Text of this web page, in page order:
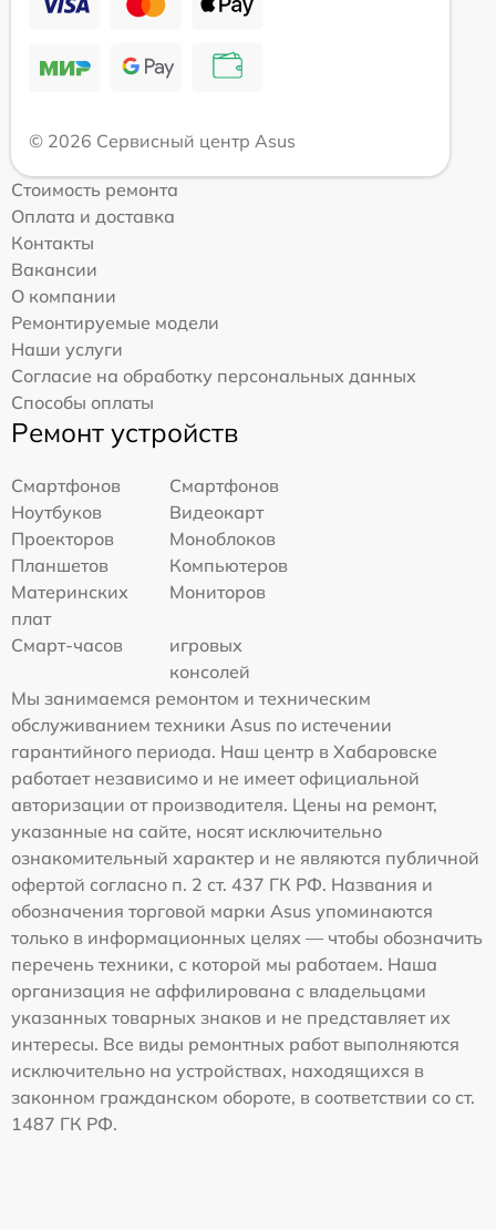
© 2026 Сервисный центр Asus
Стоимость ремонта
Оплата и доставка
Контакты
Вакансии
О компании
Ремонтируемые модели
Наши услуги
Согласие на обработку персональных данных
Способы оплаты
Ремонт устройств
Смартфонов
Смартфонов
Ноутбуков
Видеокарт
Проекторов
Моноблоков
Планшетов
Компьютеров
Материнских
плат
Мониторов
Смарт-часов
игровых
консолей
Мы занимаемся ремонтом и техническим
обслуживанием техники Asus по истечении
гарантийного периода. Наш центр в Хабаровске
работает независимо и не имеет официальной
авторизации от производителя. Цены на ремонт,
указанные на сайте, носят исключительно
ознакомительный характер и не являются публичной
офертой согласно п. 2 ст. 437 ГК РФ. Названия и
обозначения торговой марки Asus упоминаются
только в информационных целях — чтобы обозначить
перечень техники, с которой мы работаем. Наша
организация не аффилирована с владельцами
указанных товарных знаков и не представляет их
интересы. Все виды ремонтных работ выполняются
исключительно на устройствах, находящихся в
законном гражданском обороте, в соответствии со ст.
1487 ГК РФ.